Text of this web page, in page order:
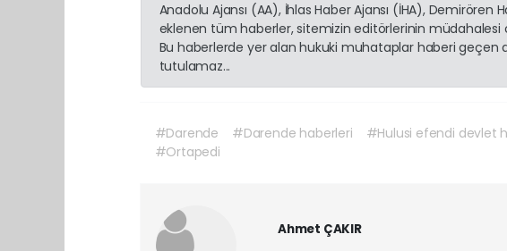
Anadolu Ajansı (AA), İhlas Haber Ajansı (İHA), Demirören
eklenen tüm haberler, sitemizin editörlerinin müdahalesi
Bu haberlerde yer alan hukuki muhataplar haberi geçen
tutulamaz...
#Darende #Darende haberleri #Hulusi efendi devlet
#Ortapedi
Ahmet ÇAKIR